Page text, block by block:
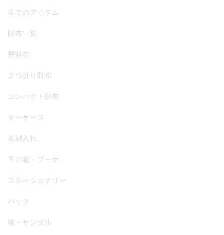
全てのアイテム
財布一覧
長財布
２つ折り財布
コンパクト財布
キーケース
名刺入れ
革の花・ブーケ
ステーショナリー
バッグ
靴・サンダル